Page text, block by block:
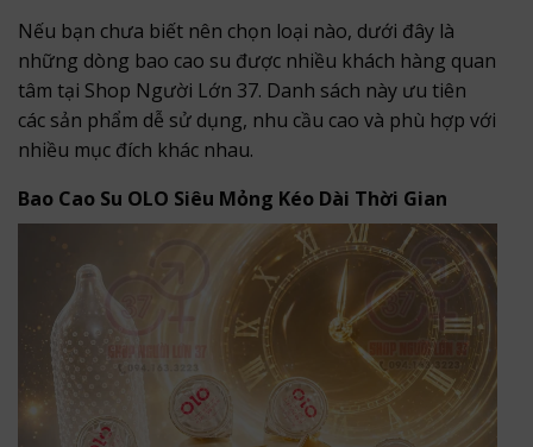
Nếu bạn chưa biết nên chọn loại nào, dưới đây là
những dòng bao cao su được nhiều khách hàng quan
tâm tại Shop Người Lớn 37. Danh sách này ưu tiên
các sản phẩm dễ sử dụng, nhu cầu cao và phù hợp với
nhiều mục đích khác nhau.
Bao Cao Su OLO Siêu Mỏng Kéo Dài Thời Gian